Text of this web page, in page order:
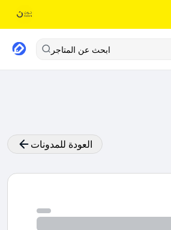
ابحث عن المتاجر
العودة للمدونات